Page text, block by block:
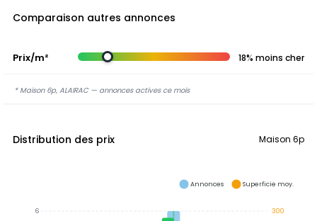
Comparaison autres annonces
Prix/m² 18% moins cher
* Maison 6p, ALAIRAC — annonces actives ce mois
Distribution des prix Maison 6p
300
6
Annonces Superficie moy.